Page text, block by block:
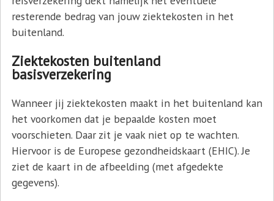
resterende bedrag van jouw ziektekosten in het
buitenland.
Ziektekosten buitenland
basisverzekering
Wanneer jij ziektekosten maakt in het buitenland kan
het voorkomen dat je bepaalde kosten moet
voorschieten. Daar zit je vaak niet op te wachten.
Hiervoor is de Europese gezondheidskaart (EHIC). Je
ziet de kaart in de afbeelding (met afgedekte
gegevens).